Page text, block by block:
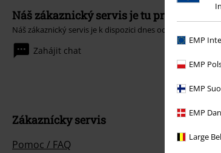
EMP
EMP
EMP
EMP
Large
Náš zákaznický servis je tu pro vás
Náš zákaznický servis je k dispozici dnes od 09:00 hod do
Zahájit chat
Zákaznícky servis
Pomoc / FAQ